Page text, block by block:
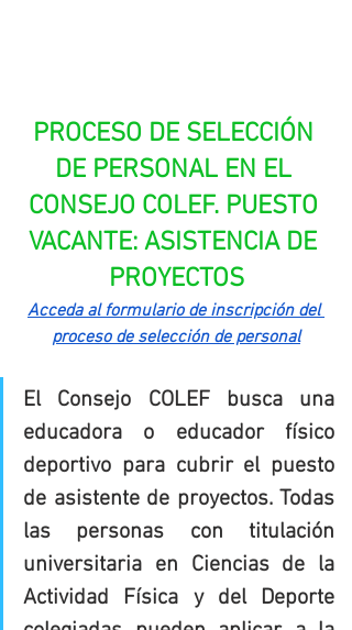
PROCESO DE SELECCIÓN
DE PERSONAL EN EL
CONSEJO COLEF. PUESTO
VACANTE: ASISTENCIA DE
PROYECTOS
Acceda al formulario de inscripción del
proceso de selección de personal
El Consejo COLEF busca una
educadora o educador físico
deportivo para cubrir el puesto
de asistente de proyectos. Todas
las personas con titulación
universitaria en Ciencias de la
Actividad Física y del Deporte